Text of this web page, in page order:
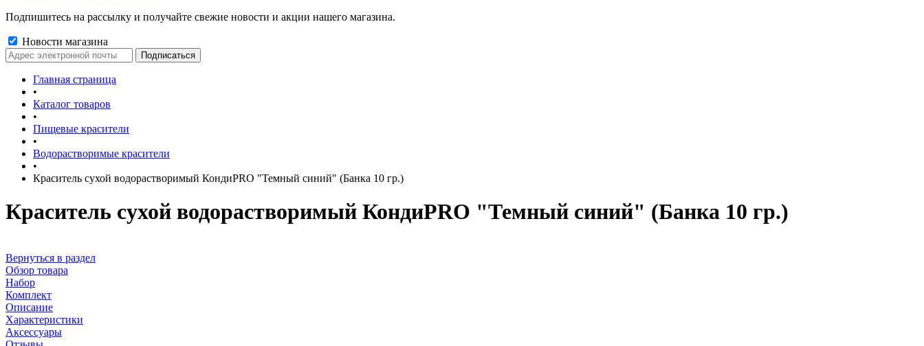
Подпишитесь на рассылку и получайте свежие новости и акции нашего магазина.
Новости магазина
Главная страница
•
Каталог товаров
•
Пищевые красители
•
Водорастворимые красители
•
Краситель сухой водорастворимый КондиPRO "Темный синий" (Банка 10 гр.)
Краситель сухой водорастворимый КондиPRO "Темный синий" (Банка 10 гр.)
Вернуться в раздел
Обзор товара
Набор
Комплект
Описание
Характеристики
Аксессуары